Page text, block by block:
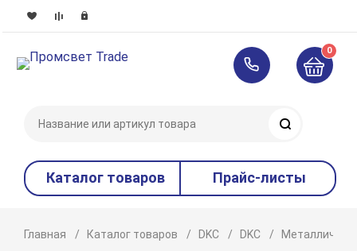
0
Каталог товаров Прайс-листы
Главная Каталог товаров DKC DKC